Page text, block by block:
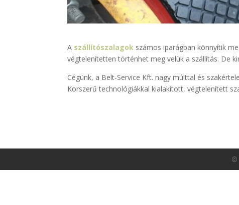
A szállítószalagok számos iparágban könnyítik
végtelenítetten történhet meg velük a szállítás. De
Cégünk, a Belt-Service Kft. nagy múlttal és
Korszerű technológiákkal kialakított, végtelenített
©